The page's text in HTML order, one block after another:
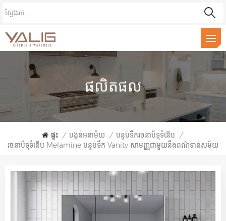
ផលិតផល
ផ្ទះ / បង្គន់អនាម័យ / បន្ទប់ទឹករចនាប័ទ្មទំនើប /
រចនាប័ទ្មទំនើប Melamine បន្ទប់ទឹក Vanity សាមញ្ញជាមួយនឹងពណ៌ទាន់សម័យ